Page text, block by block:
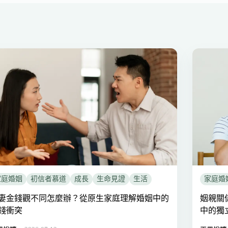
婚姻 初信者慕道 成長 生命見證 生活
金錢觀不同怎麼辦？從原生家庭理解婚姻中的
衝突
家庭婚
姻親關
中的獨